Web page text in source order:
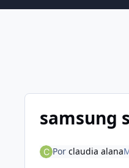
samsung
Por claudia alana